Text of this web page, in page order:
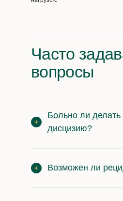
Часто
вопросы
Больно ли
дисцизию?
Возможен ли